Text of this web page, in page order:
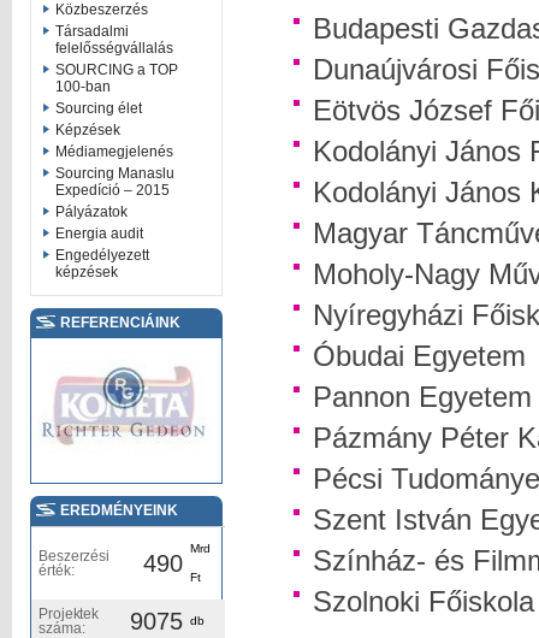
Közbeszerzés
Társadalmi
felelősségvállalás
SOURCING a TOP
100-ban
Sourcing élet
Képzések
Médiamegjelenés
Sourcing Manaslu
Expedíció – 2015
Pályázatok
Energia audit
Engedélyezett
képzések
REFERENCIÁINK
EREDMÉNYEINK
Beszerzési
érték:
490
Mrd
Ft
Projektek
száma:
9075 db
Budapesti
Dunaújvárosi
Eötvös József
Kodolányi János
Kodolányi János
Magyar
Moholy-Nagy
Nyíregyházi
Óbudai Egyetem
Pannon Egyetem
Pázmány Péter
Pécsi
Szent István
Színház- és
Szolnoki Főiskola